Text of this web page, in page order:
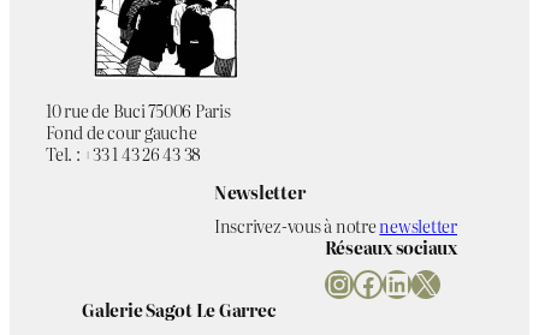
10 rue de Buci 75006 Paris
Fond de cour gauche
Tel. : +33 1 43 26 43 38
Newsletter
Inscrivez-vous à notrenewsletter
Réseaux sociaux
InstagramFacebook LinkedIn X
Galerie Sagot Le Garrec